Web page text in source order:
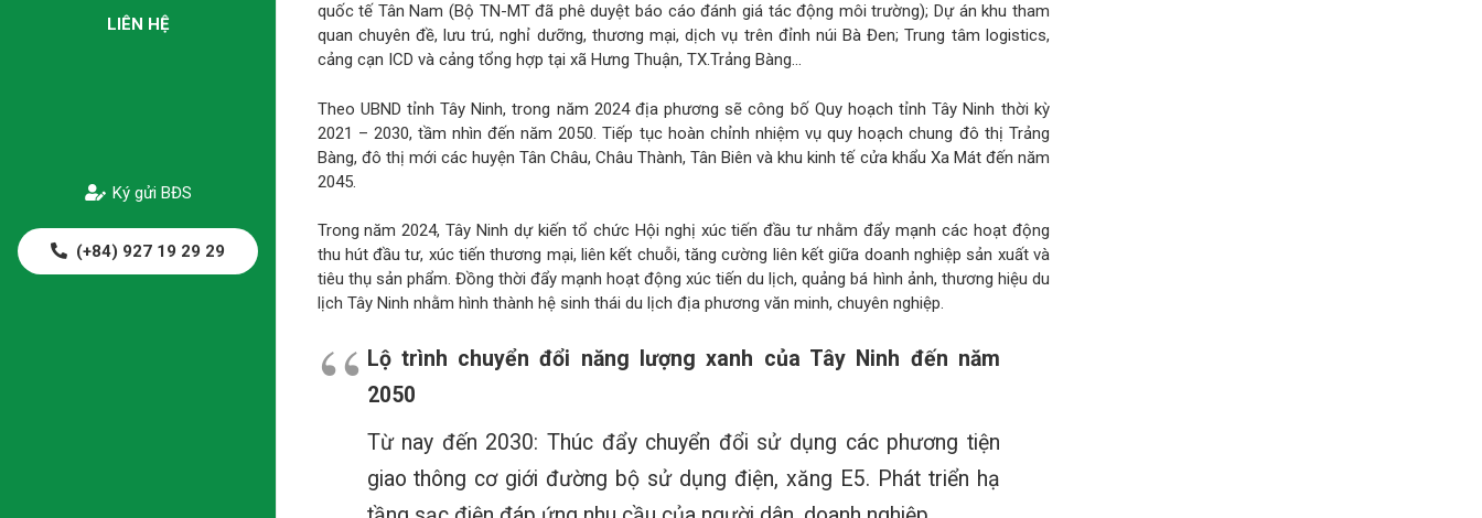
LIÊN HỆ
Ký gửi BĐS
(+84) 927 19 29 29
quốc tế Tân Nam (Bộ TN-MT đã phê duyệt báo cáo đánh giá tác động môi trường); Dự án khu tham
quan chuyên đề, lưu trú, nghỉ dưỡng, thương mại, dịch vụ trên đỉnh núi Bà Đen; Trung tâm logistics,
cảng cạn ICD và cảng tổng hợp tại xã Hưng Thuận, TX.Trảng Bàng…
Theo UBND tỉnh Tây Ninh, trong năm 2024 địa phương sẽ công bố Quy hoạch tỉnh Tây Ninh thời kỳ
2021 – 2030, tầm nhìn đến năm 2050. Tiếp tục hoàn chỉnh nhiệm vụ quy hoạch chung đô thị Trảng
Bàng, đô thị mới các huyện Tân Châu, Châu Thành, Tân Biên và khu kinh tế cửa khẩu Xa Mát đến năm
2045.
Trong năm 2024, Tây Ninh dự kiến tổ chức Hội nghị xúc tiến đầu tư nhằm đẩy mạnh các hoạt động
thu hút đầu tư, xúc tiến thương mại, liên kết chuỗi, tăng cường liên kết giữa doanh nghiệp sản xuất và
tiêu thụ sản phẩm. Đồng thời đẩy mạnh hoạt động xúc tiến du lịch, quảng bá hình ảnh, thương hiệu du
lịch Tây Ninh nhằm hình thành hệ sinh thái du lịch địa phương văn minh, chuyên nghiệp.
Lộ trình chuyển đổi năng lượng xanh của Tây Ninh đến năm
2050
Từ nay đến 2030: Thúc đẩy chuyển đổi sử dụng các phương tiện
giao thông cơ giới đường bộ sử dụng điện, xăng E5. Phát triển hạ